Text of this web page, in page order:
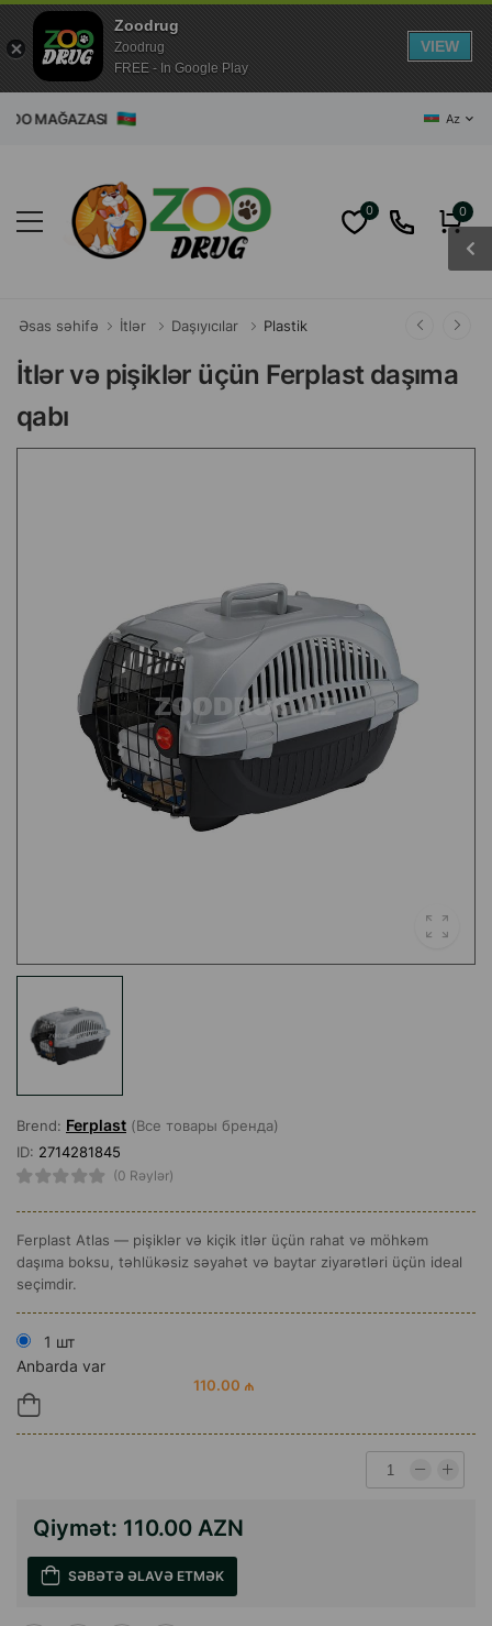
Az
0 0
Əsas səhifə İtlər Daşıyıcılar Plastik
İtlər və pişiklər üçün Ferplast daşıma
qabı
Brend: Ferplast (Все товары бренда)
ID: 2714281845
(0 Rəylər)
Ferplast Atlas — pişiklər və kiçik itlər üçün rahat və möhkəm
daşıma boksu, təhlükəsiz səyahət və baytar ziyarətləri üçün ideal
seçimdir.
1 шт
Anbarda var
110.00 ₼
Qiymət: 110.00 AZN
SƏBƏTƏ ƏLAVƏ ETMƏK
Zoodrug
Zoodrug
FREE - In Google Play
VIEW